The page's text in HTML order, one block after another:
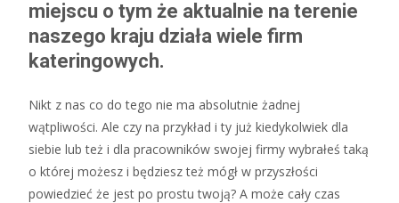
miejscu o tym że aktualnie na terenie
naszego kraju działa wiele firm
kateringowych.
Nikt z nas co do tego nie ma absolutnie żadnej
wątpliwości. Ale czy na przykład i ty już kiedykolwiek dla
siebie lub też i dla pracowników swojej firmy wybrałeś taką
o której możesz i będziesz też mógł w przyszłości
powiedzieć że jest po prostu twoją? A może cały czas